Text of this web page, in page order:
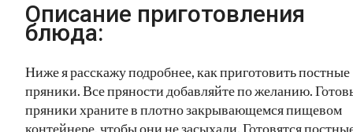
Описание приготовления
блюда:
Ниже я расскажу подробнее, как приготовить постные
пряники. Все пряности добавляйте по желанию.
пряники храните в плотно закрывающемся пищевом
контейнере, чтобы они не засыхали. Готовятся